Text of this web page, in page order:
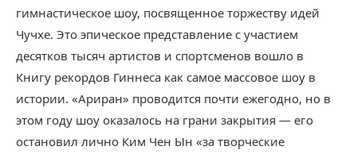
гимнастическое шоу, посвященное торжеству идей
Чучхе. Это эпическое представление с участием
десятков тысяч артистов и спортсменов вошло в
Книгу рекордов Гиннеса как самое массовое шоу в
истории. «Ариран» проводится почти ежегодно, но в
этом году шоу оказалось на грани закрытия — его
остановил лично Ким Чен Ын «за творческие